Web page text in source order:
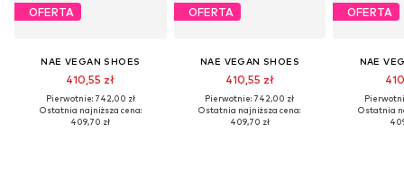
OFERTA
NAE VEGAN SHOES
410,55 zł
Pierwotnie: 742,00 zł
Ostatnia najniższa cena:
409,70 zł
OFERTA
NAE VEGAN SHOES
410,55 zł
Pierwotnie: 742,00 zł
Ostatnia najniższa cena:
409,70 zł
OFERTA
NAE
Ostatnia